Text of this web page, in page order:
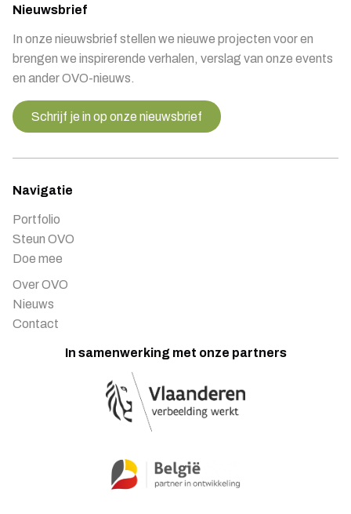
Nieuwsbrief
In onze nieuwsbrief stellen we nieuwe projecten voor en
brengen we inspirerende verhalen, verslag van onze events
en ander OVO-nieuws.
Schrijf je in op onze nieuwsbrief
Navigatie
Portfolio
Steun OVO
Doe mee
Over OVO
Nieuws
Contact
In samenwerking met onze partners